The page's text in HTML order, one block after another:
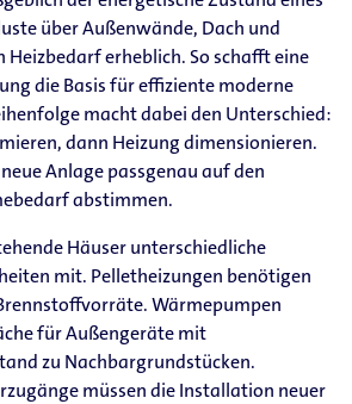
über Außenwände, Dach und
Heizbedarf erheblich. So schafft eine
die Basis für effiziente moderne
macht dabei den Unterschied:
dann Heizung dimensionieren.
Anlage passgenau auf den
abstimmen.
Häuser unterschiedliche
mit. Pelletheizungen benötigen
Wärmepumpen
für Außengeräte mit
zu Nachbargrundstücken.
müssen die Installation neuer